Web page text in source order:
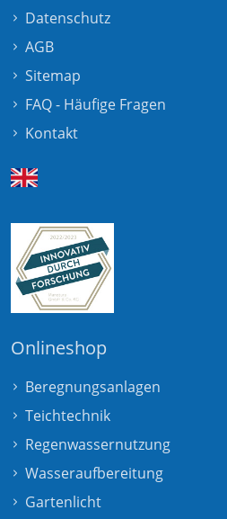
Datenschutz
AGB
Sitemap
FAQ - Häufige Fragen
Kontakt
Onlineshop
Beregnungsanlagen
Teichtechnik
Regenwassernutzung
Wasseraufbereitung
Gartenlicht